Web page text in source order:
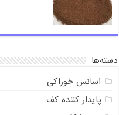
دسته‌ها
اسانس خوراکی
پایدار کننده کف